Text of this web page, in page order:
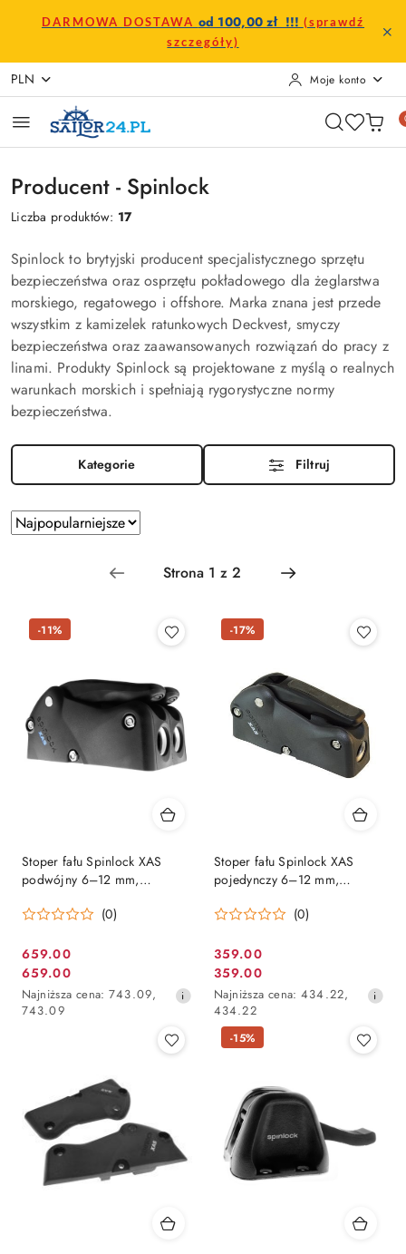
Przejdź do treści głównej
Przejdź do wyszukiwarki
Przejdź do moje konto
Przejdź do menu głównego
Przejdź do stopki
DARMOWA DOSTAWA od 100,00 zł !!! (sprawdź
szczegóły)
PLN Moje konto
Producent - Spinlock
Liczba produktów: 17
Spinlock to brytyjski producent specjalistycznego sprzętu
bezpieczeństwa oraz osprzętu pokładowego dla żeglarstwa
morskiego, regatowego i offshore. Marka znana jest przede
wszystkim z kamizelek ratunkowych Deckvest, smyczy
bezpieczeństwa oraz zaawansowanych rozwiązań do pracy z
linami. Produkty Spinlock są projektowane z myślą o realnych
warunkach morskich i spełniają rygorystyczne normy
bezpieczeństwa.
Kategorie Filtruj
Zastosowano
sortowanie:
Najpopularniejsze.
Sortuj
według
Stoper fału Spinlock XAS
podwójny 6–12 mm,
(0)
Cena
promocyjna:
659.00
Cena
promocyjna:
659.00
Najniższa
cena
Najniższa cena: 743.09,
743.09
-11%
Stoper fału Spinlock XAS
pojedynczy 6–12 mm,
(0)
Cena
promocyjna:
359.00
Cena
promocyjna:
359.00
Najniższa
cena
30
obniżką
Najniższa cena: 434.22,
434.22
-17%
-15%